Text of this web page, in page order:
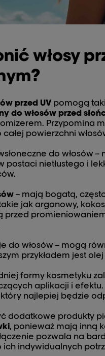
włosy
przed UV pomogą
do włosów przed
Przypomina
powierzchni
do włosów
postaci nietłustego i
– mają bogatą,
jak arganowy,
przed
do włosów – mogą
przykładem jest
formy kosmetyku
aplikacji i
najlepiej będzie
dodatkowe produkty
, ponieważ mają inną
pozwala na
indywidualnych